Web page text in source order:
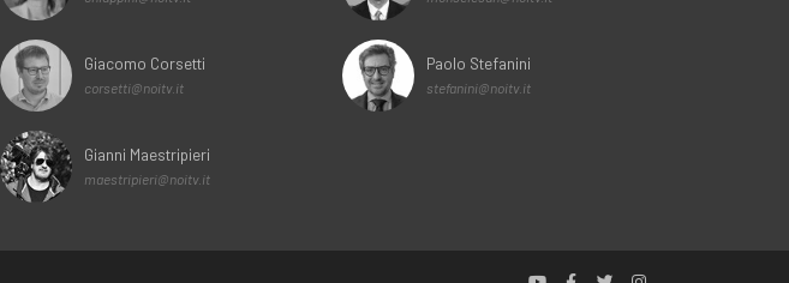
Giacomo Corsetti
corsetti@noitv.it
Gianni Maestripieri
maestripieri@noitv.it
Paolo Stefanini
stefanini@noitv.it